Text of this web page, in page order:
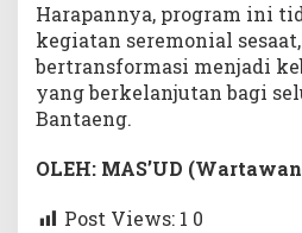
Harapannya, program ini
kegiatan seremonial
bertransformasi menjadi
yang berkelanjutan bagi
Bantaeng.
OLEH: MAS’UD
Post Views: 1 0